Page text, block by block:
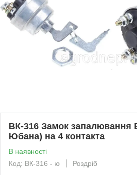
ВК-316 Замок запалювання
Юбана) на 4 контакта
В наявності
Код: ВК-316 - ю
Роздріб